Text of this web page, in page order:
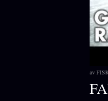
av